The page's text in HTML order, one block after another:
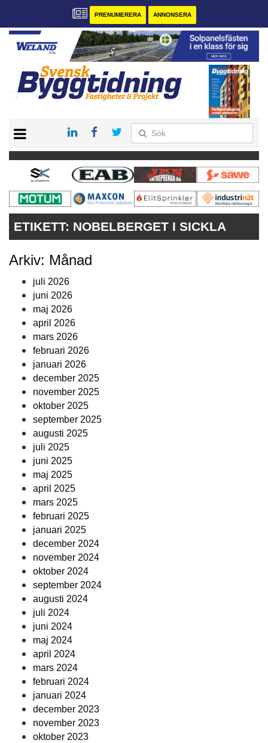
PRENUMERERA ANNONSERA
PRENUMERERA
VÅRA ANDRA MAGASIN
ANNONSERA
KONTAKT
ETIKETT: NOBELBERGET I SICKLA
Arkiv: Månad
juli 2026
juni 2026
maj 2026
april 2026
mars 2026
februari 2026
januari 2026
december 2025
november 2025
oktober 2025
september 2025
augusti 2025
juli 2025
juni 2025
maj 2025
april 2025
mars 2025
februari 2025
januari 2025
december 2024
november 2024
oktober 2024
september 2024
augusti 2024
juli 2024
juni 2024
maj 2024
april 2024
mars 2024
februari 2024
januari 2024
december 2023
november 2023
oktober 2023